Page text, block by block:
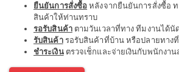
ยืนยันการสั่งซื้อ หลังจากยืนยันการสั่งซื้อ
สินค้าให้ท่านทราบ
รอรับสินค้าตามวันเวลาที่ทาง ทีมงานได้
รับสินค้ารอรับสินค้าที่บ้าน หรือปลายทาง
ชำระเงินตรวจเช็กและจ่ายเงินกับพนักงาน